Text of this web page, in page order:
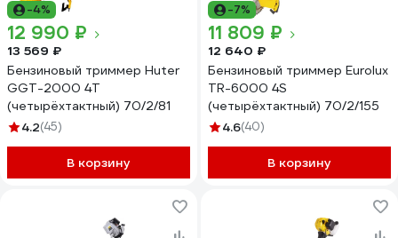
-4%
12 990 ₽
13 569 ₽
Бензиновый триммер Huter
GGT-2000 4Т
(четырёхтактный) 70/2/81
4.2(45)
В корзину
-7%
11 809 ₽
12 640 ₽
Бензиновый триммер Eurolux
TR-6000 4S
(четырёхтактный) 70/2/155
4.6(40)
В корзину